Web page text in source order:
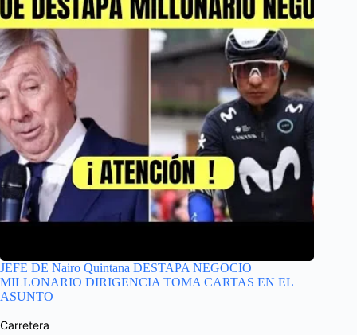
JEFE DE Nairo Quintana DESTAPA NEGOCIO
MILLONARIO DIRIGENCIA TOMA CARTAS EN EL
ASUNTO
Carretera